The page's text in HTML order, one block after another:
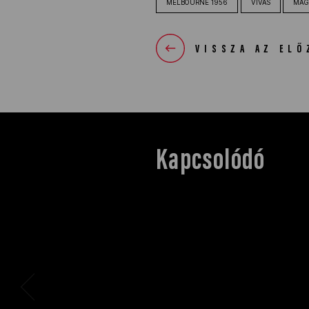
MELBOURNE 1956 VÍVÁS
VISSZA AZ
Kapcsolódó